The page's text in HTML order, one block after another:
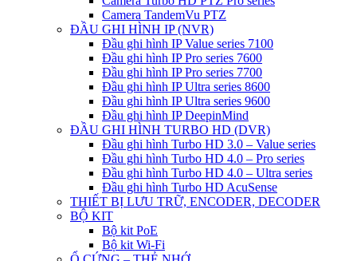
Camera TandemVu PTZ
ĐẦU GHI HÌNH IP (NVR)
Đầu ghi hình IP Value series 7100
Đầu ghi hình IP Pro series 7600
Đầu ghi hình IP Pro series 7700
Đầu ghi hình IP Ultra series 8600
Đầu ghi hình IP Ultra series 9600
Đầu ghi hình IP DeepinMind
ĐẦU GHI HÌNH TURBO HD (DVR)
Đầu ghi hình Turbo HD 3.0 – Value series
Đầu ghi hình Turbo HD 4.0 – Pro series
Đầu ghi hình Turbo HD 4.0 – Ultra series
Đầu ghi hình Turbo HD AcuSense
THIẾT BỊ LƯU TRỮ, ENCODER, DECODER
BỘ KIT
Bộ kit PoE
Bộ kit Wi-Fi